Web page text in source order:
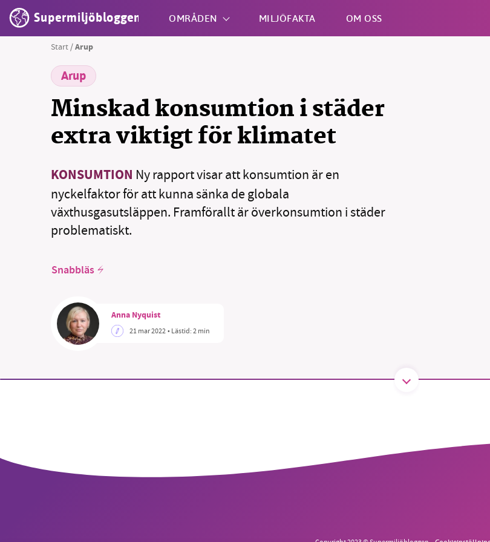
Supermiljöbloggen OMRÅDEN MILJÖFAKTA OM OSS
Start /Arup
Arup
Minskad konsumtion i städer
extra viktigt för klimatet
KONSUMTION Ny rapport visar att konsumtion är en
nyckelfaktor för att kunna sänka de globala
växthusgasutsläppen. Framförallt är överkonsumtion i städer
problematiskt.
Snabbläs
Anna Nyquist
21 mar 2022• Lästid:2 min
nyhetsbevakning och granskningar. Nu vill vi
1231368703